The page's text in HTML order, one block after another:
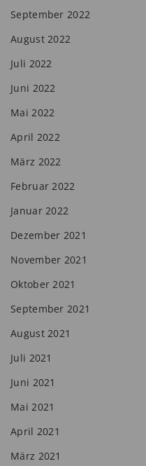
September 2022
August 2022
Juli 2022
Juni 2022
Mai 2022
April 2022
März 2022
Februar 2022
Januar 2022
Dezember 2021
November 2021
Oktober 2021
September 2021
August 2021
Juli 2021
Juni 2021
Mai 2021
April 2021
März 2021